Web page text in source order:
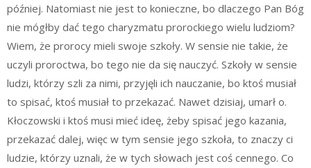
później. Natomiast nie jest to konieczne, bo dlaczego Pan Bóg
nie mógłby dać tego charyzmatu prorockiego wielu ludziom?
Wiem, że prorocy mieli swoje szkoły. W sensie nie takie, że
uczyli proroctwa, bo tego nie da się nauczyć. Szkoły w sensie
ludzi, którzy szli za nimi, przyjęli ich nauczanie, bo ktoś musiał
to spisać, ktoś musiał to przekazać. Nawet dzisiaj, umarł o.
Kłoczowski i ktoś musi mieć ideę, żeby spisać jego kazania,
przekazać dalej, więc w tym sensie jego szkoła, to znaczy ci
ludzie, którzy uznali, że w tych słowach jest coś cennego. Co